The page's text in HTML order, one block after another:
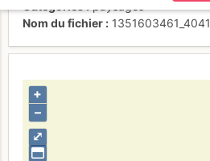
Nom du fichier
⤢
+
–